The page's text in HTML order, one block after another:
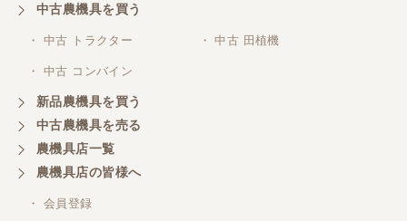
三重県／山本
対応ありがとうございました。
三重県／山本
共立シュレッターを受け取りました。 状態は問題な
く、エンジンも調子がよさそうです。 ありがとうご
ざいました。
中古農機具を買う
・ 中古 トラクター ・ 中古 田植機
・ 中古 コンバイン
新品農機具を買う
中古農機具を売る
農機具店一覧
農機具店の皆様へ
・ 会員登録